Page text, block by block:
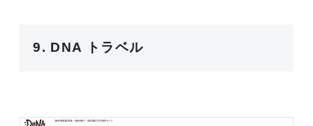
9. DNA トラベル